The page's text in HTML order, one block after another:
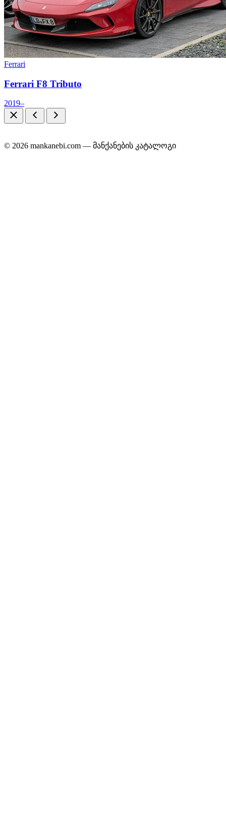
Ferrari
Ferrari F8 Tributo
2019–
© 2026 mankanebi.com — მანქანების კატალოგი